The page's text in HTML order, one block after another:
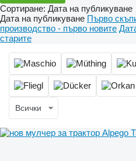
Сортиране: Дата на публикуване
Дата на публикуване Първо
производство - първо новите
старите
Всички